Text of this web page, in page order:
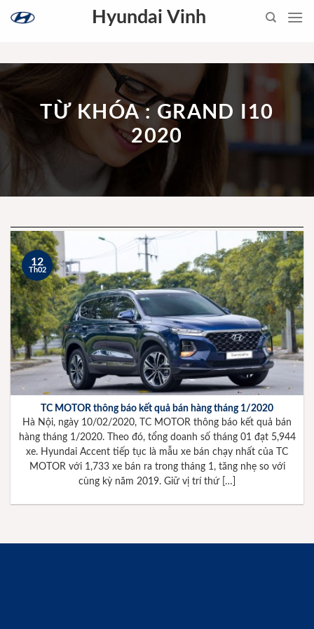
Hyundai Vinh
TỪ KHÓA : GRAND I10
2020
TC MOTOR thông báo kết quả bán hàng tháng 1/2020
Hà Nội, ngày 10/02/2020, TC MOTOR thông báo kết quả bán
hàng tháng 1/2020. Theo đó, tổng doanh số tháng 01 đạt 5,944
xe. Hyundai Accent tiếp tục là mẫu xe bán chạy nhất của TC
MOTOR với 1,733 xe bán ra trong tháng 1, tăng nhẹ so với
cùng kỳ năm 2019. Giữ vị trí thứ […]
12
Th02